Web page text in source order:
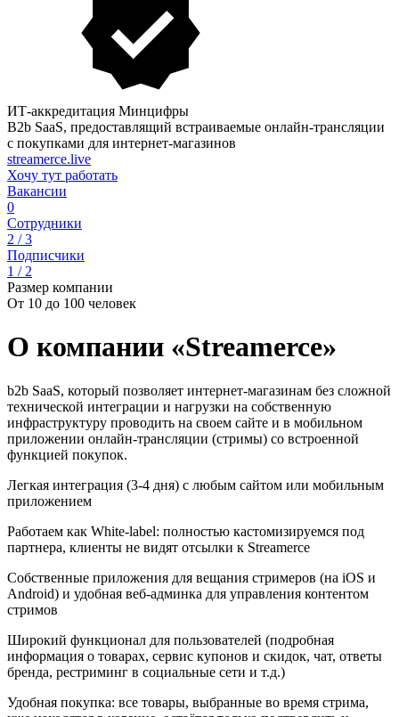
ИТ-аккредитация Минцифры
B2b SaaS, предоставлящий встраиваемые онлайн-трансляции
с покупками для интернет-магазинов
streamerce.live
Хочу тут работать
Вакансии
0
Сотрудники
2 / 3
Подписчики
1 / 2
Размер компании
От 10 до 100 человек
О компании «Streamerce»
b2b SaaS, который позволяет интернет-магазинам без сложной
технической интеграции и нагрузки на собственную
инфраструктуру проводить на своем сайте и в мобильном
приложении онлайн-трансляции (стримы) со встроенной
функцией покупок.
Легкая интеграция (3-4 дня) с любым сайтом или мобильным
приложением
Работаем как White-label: полностью кастомизируемся под
партнера, клиенты не видят отсылки к Streamerce
Собственные приложения для вещания стримеров (на iOS и
Android) и удобная веб-админка для управления контентом
стримов
Широкий функционал для пользователей (подробная
информация о товарах, сервис купонов и скидок, чат, ответы
бренда, рестриминг в социальные сети и т.д.)
Удобная покупка: все товары, выбранные во время стрима,